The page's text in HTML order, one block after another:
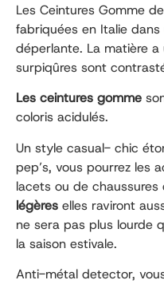
Les Ceintures Gomme
fabriquées en Italie
déperlante. La matière
surpiqûres sont
Les ceintures gomme
coloris acidulés.
Un style casual- chic
pep’s, vous pourrez les
lacets ou de chaussures
légères elles raviront
ne sera pas plus lourde
la saison estivale.
Anti-métal detector,